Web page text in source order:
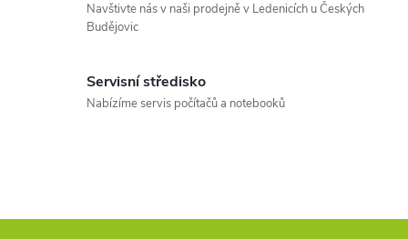
Navštivte nás v naši prodejně v Ledenicích u Českých
Budějovic
Servisní středisko
Nabízíme servis počítačů a notebooků